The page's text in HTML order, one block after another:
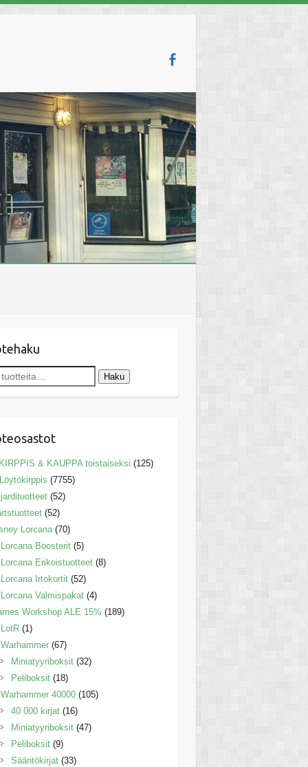
Haku
& KAUPPA toistaiseksi (125)
(7755)
(52)
(52)
Lorcana (70)
Lorcana Boosterit (5)
Lorcana Erikoistuotteet (8)
Lorcana Irtokortit (52)
Lorcana Valmispakat (4)
Workshop ALE 15% (189)
LotR (1)
Warhammer (67)
Miniatyyriboksit (32)
Peliboksit (18)
Warhammer 40000 (105)
40 000 kirjat (16)
Miniatyyriboksit (47)
Peliboksit (9)
Sääntökirjat (33)